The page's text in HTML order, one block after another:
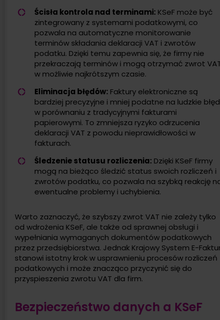
Ścisła kontrola nad terminami:KSeF może być
zintegrowany z systemami podatkowymi, co
pozwala na automatyczne monitorowanie
terminów składania deklaracji VAT i zwrotów
podatku. Dzięki temu zapewnia się, że firmy nie
przekraczają terminów i mogą otrzymać zwrot
w możliwie najkrótszym czasie.
Eliminacja błędów:Faktury elektroniczne są
bardziej precyzyjne i mniej podatne na ludzkie
w porównaniu z tradycyjnymi fakturami
papierowymi. To zmniejsza ryzyko odrzucenia
deklaracji VAT z powodu nieprawidłowości w
fakturach.
Śledzenie statusu rozliczenia:Dzięki KSeF firmy
mogą na bieżąco śledzić status swoich rozliczeń i
zwrotów podatku, co pozwala na szybką reakcję
ewentualne problemy i uchybienia.
Warto zaznaczyć, że szybszy zwrot VAT nie zależy tylko
od wdrożenia KSeF, ale także od sprawnej obsługi i
wypełniania wymaganych dokumentów podatkowych
przez przedsiębiorstwa. Jednak Krajowy System E-
stanowi istotny krok w usprawnieniu procesów rozliczeń
podatkowych i może znacząco przyczynić się do
przyspieszenia zwrotu VAT dla firm.
Bezpieczeństwo danych a KSeF